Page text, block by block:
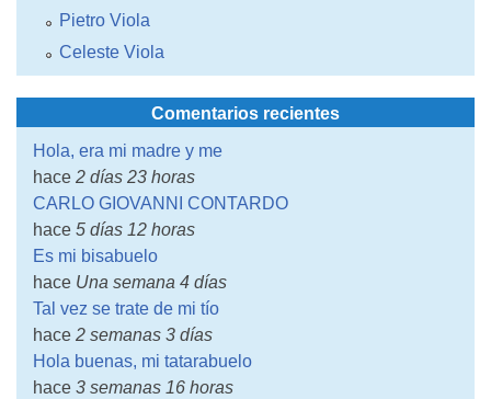
Pietro Viola
Celeste Viola
Comentarios recientes
Hola, era mi madre y me
hace 2 días 23 horas
CARLO GIOVANNI CONTARDO
hace 5 días 12 horas
Es mi bisabuelo
hace Una semana 4 días
Tal vez se trate de mi tío
hace 2 semanas 3 días
Hola buenas, mi tatarabuelo
hace 3 semanas 16 horas